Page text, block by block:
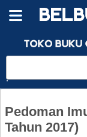
Pedoman
Tahun 2017)